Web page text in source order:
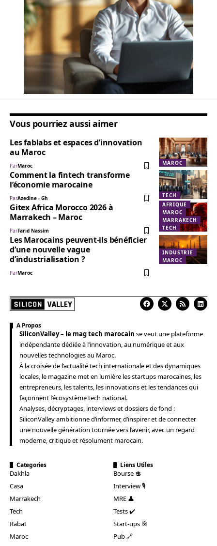
Vous pourriez aussi aimer
MAROC
Les fablabs et espaces d’innovation
au Maroc
ParMaroc
TECH
Comment la fintech transforme
l’économie marocaine
ParAzedine - Gh
AFRIQUE
MAROC
MARRAKECH
TECH
Gitex Africa Morocco 2026 à
Marrakech – Maroc
ParFarid Nassim
INDUSTRIE
MAROC
Les Marocains peuvent-ils bénéficier
d’une nouvelle vague
d’industrialisation ?
ParMaroc
A Propos
SiliconValley – le mag tech marocain se veut une plateforme
indépendante dédiée à l’innovation, au numérique et aux
nouvelles technologies au Maroc.
À la croisée de l’actualité tech internationale et des dynamiques
locales, le magazine met en lumière les startups marocaines, les
entrepreneurs, les talents, les innovations et les tendances qui
façonnent l’écosystème tech national.
Analyses, décryptages, interviews et dossiers de fond :
SiliconValley ambitionne d’informer, d’inspirer et de connecter
une nouvelle génération tournée vers l’avenir, avec un regard
moderne, critique et résolument marocain.
Categories
Dakhla
Casa
Marrakech
Tech
Rabat
Maroc
Liens Utiles
Bourse 💲
Interview 🎙️
MRE 👤
Tests ✔️
Start-ups 🎯
Pub 🔗